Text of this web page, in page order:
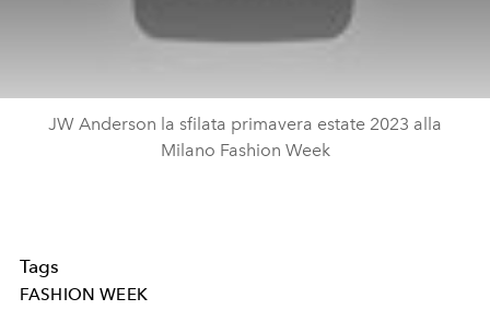
JW Anderson la sfilata primavera estate 2023 alla
Milano Fashion Week
Tags
FASHION WEEK